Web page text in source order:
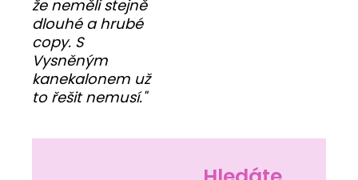
že neměli stejně
dlouhé a hrubé
copy. S
Vysněným
kanekalonem už
to řešit nemusí."